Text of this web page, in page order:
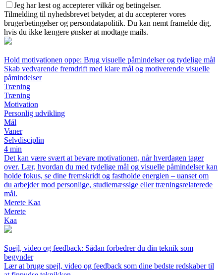
Jeg har læst og accepterer vilkår og betingelser.
Tilmelding til nyhedsbrevet betyder, at du accepterer vores
brugerbetingelser og persondatapolitik. Du kan nemt framelde dig,
hvis du ikke længere ønsker at modtage mails.
Hold motivationen oppe: Brug visuelle påmindelser og tydelige mål
Skab vedvarende fremdrift med klare mål og motiverende visuelle
påmindelser
Træning
Træning
Motivation
Personlig udvikling
Mål
Vaner
Selvdisciplin
4 min
Det kan være svært at bevare motivationen, når hverdagen tager
over. Lær, hvordan du med tydelige mål og visuelle påmindelser kan
holde fokus, se dine fremskridt og fastholde energien – uanset om
du arbejder mod personlige, studiemæssige eller træningsrelaterede
mål.
Merete Kaa
Merete
Kaa
Spejl, video og feedback: Sådan forbedrer du din teknik som
begynder
Lær at bruge spejl, video og feedback som dine bedste redskaber til